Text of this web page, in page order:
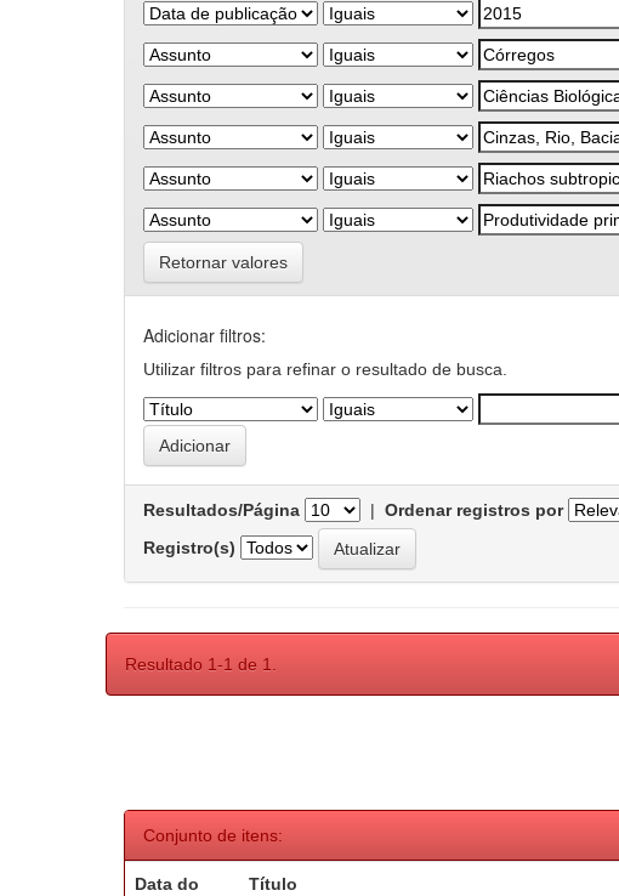
Retornar valores
Adicionar filtros:
Utilizar filtros para refinar o resultado de busca.
Resultados/Página | Ordenar registros por
Registro(s)
Resultado 1-1 de 1.
Conjunto de itens:
Data do Título